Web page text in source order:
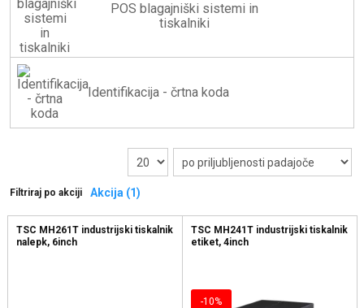
POS blagajniški sistemi in
tiskalniki
Identifikacija - črtna koda
Filtriraj po akciji Akcija (1)
TSC MH261T industrijski tiskalnik
nalepk, 6inch
TSC MH241T industrijski tiskalnik
etiket, 4inch
-10%